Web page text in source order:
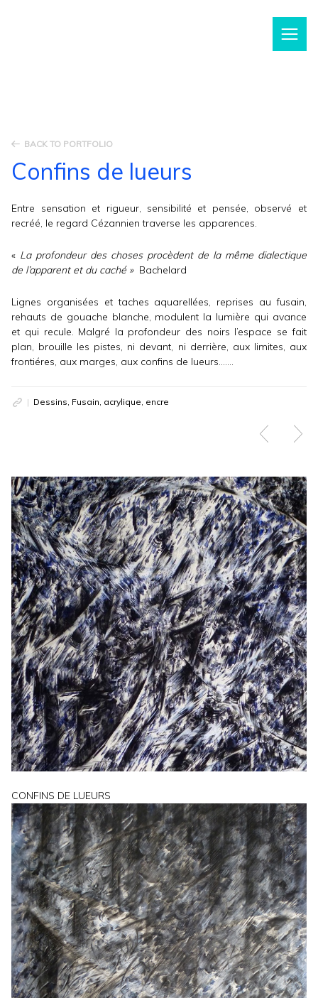
BACK TO PORTFOLIO
Confins de lueurs
Entre sensation et rigueur, sensibilité et pensée, observé et
recréé, le regard Cézannien traverse les apparences.
« La profondeur des choses procèdent de la même dialectique
de l’apparent et du caché »Bachelard
Lignes organisées et taches aquarellées, reprises au fusain,
rehauts de gouache blanche, modulent la lumière qui avance
et qui recule. Malgré la profondeur des noirs l’espace se fait
plan, brouille les pistes, ni devant, ni derrière, aux limites, aux
frontiéres, aux marges, aux confins de lueurs…….
Dessins, Fusain, acrylique, encre
CONFINS DE LUEURS